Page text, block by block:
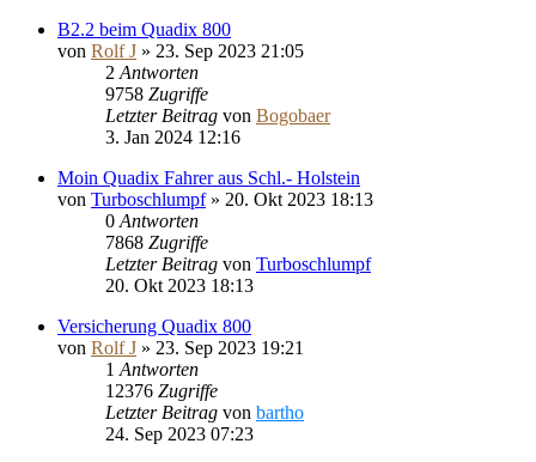
B2.2 beim Quadix 800
von Rolf J » 23. Sep 2023 21:05
2 Antworten
9758 Zugriffe
Letzter Beitrag von Bogobaer
3. Jan 2024 12:16
Moin Quadix Fahrer aus Schl.- Holstein
von Turboschlumpf» 20. Okt 2023 18:13
0 Antworten
7868 Zugriffe
Letzter Beitrag von Turboschlumpf
20. Okt 2023 18:13
Versicherung Quadix 800
von Rolf J » 23. Sep 2023 19:21
1 Antworten
12376 Zugriffe
Letzter Beitrag von bartho
24. Sep 2023 07:23